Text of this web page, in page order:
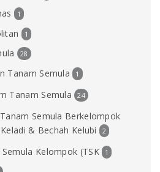
1
1
28
Tanam Semula 1
Tanam Semula 24
Semula Berkelompok
& Bechah Kelubi
2
Kelompok (TSK 1